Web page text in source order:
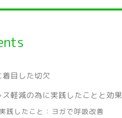
着目した切欠
ス軽減の為に実践したことと効果
実践したこと：ヨガで呼吸改善